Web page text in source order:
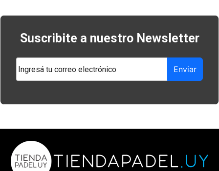
de
Suscribite a nuestro Newsletter
Enviar